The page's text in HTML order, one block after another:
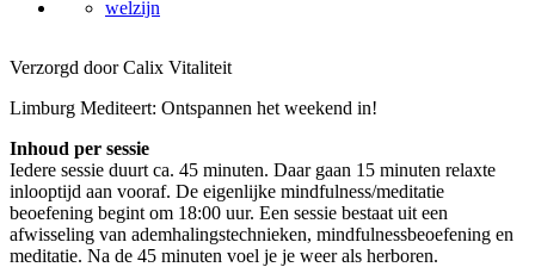
welzijn
Verzorgd door Calix Vitaliteit
Limburg Mediteert: Ontspannen het weekend in!
Inhoud per sessie
Iedere sessie duurt ca. 45 minuten. Daar gaan 15 minuten relaxte
inlooptijd aan vooraf. De eigenlijke mindfulness/meditatie
beoefening begint om 18:00 uur. Een sessie bestaat uit een
afwisseling van ademhalingstechnieken, mindfulnessbeoefening en
meditatie. Na de 45 minuten voel je je weer als herboren.